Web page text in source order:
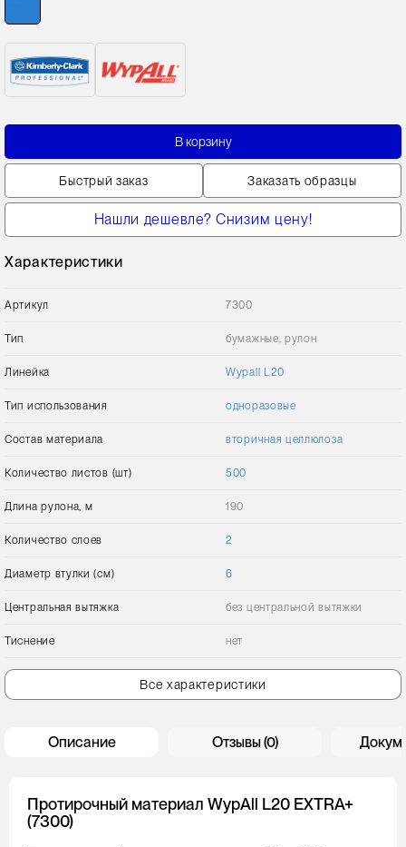
В корзину
Быстрый заказ Заказать образцы
Нашли дешевле? Снизим цену!
Характеристики
Артикул 7300
Тип бумажные, рулон
Линейка Wypall L20
Тип использования одноразовые
Состав материала вторичная целлюлоза
Количество листов (шт) 500
Длина рулона, м 190
Количество слоев 2
Диаметр втулки (см) 6
Центральная вытяжка без центральной вытяжки
Тиснение нет
Все характеристики
Описание Отзывы (0)
Протирочный материал WypAll L20 EXTRA+
(7300)